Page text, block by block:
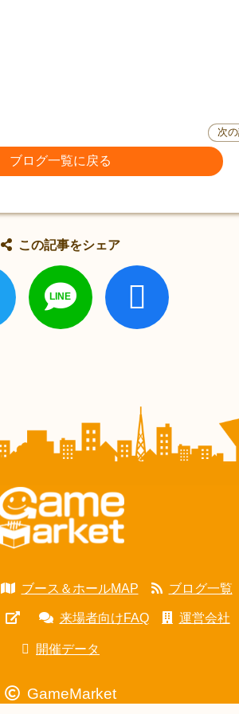
ブログ一覧に戻る
次
この記事をシェア
ブース＆ホールMAP ブログ一覧
来場者向けFAQ 運営会社
開催データ
GameMarket